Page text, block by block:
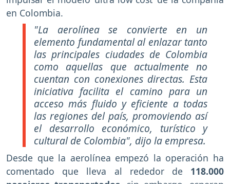
en Colombia.
"La aerolínea se convierte en un
elemento fundamental al enlazar tanto
las principales ciudades de Colombia
como aquellas que actualmente no
cuentan con conexiones directas. Esta
iniciativa facilita el camino para un
acceso más fluido y eficiente a todas
las regiones del país, promoviendo así
el desarrollo económico, turístico y
cultural de Colombia", dijo la empresa.
Desde que la aerolínea empezó la operación ha
comentado que lleva al rededor de 118.000